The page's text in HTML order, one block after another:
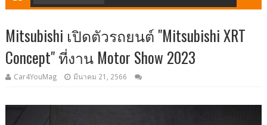
Mitsubishi เปิดตัวรถยนต์ "Mitsubishi XRT
Concept" ที่งาน Motor Show 2023
Car4YouMag มีนาคม 21, 2566